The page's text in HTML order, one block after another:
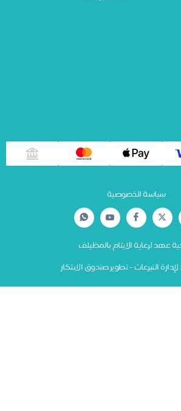
سياسة الخصوصية
لرعاية الايتام بالمظيلف
التبرعات - تطوير صندوق الابتكار